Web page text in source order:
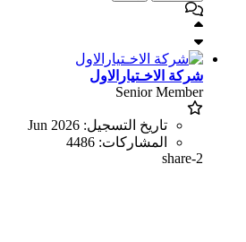
شركة الاخـتيارالاول
Senior Member
تاريخ التسجيل: Jun 2026
المشاركات: 4486
share-2